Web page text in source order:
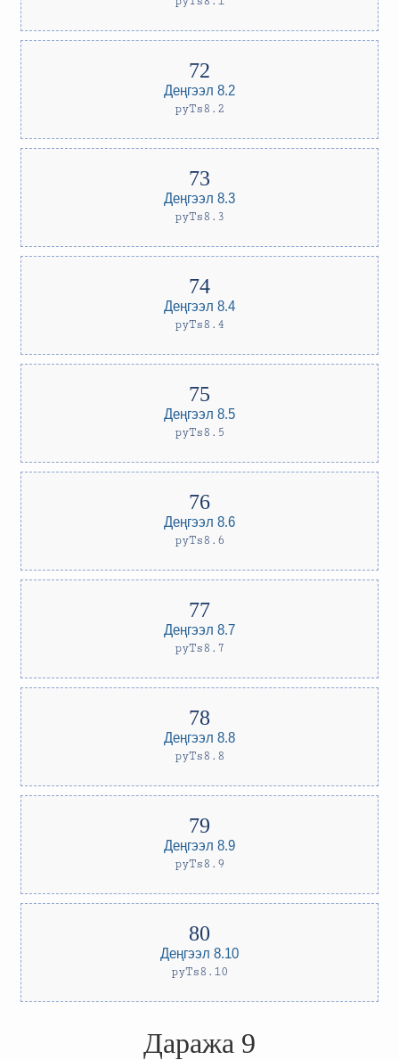
Деңгээл 8.2
pyTs8.2
Деңгээл 8.3
pyTs8.3
Деңгээл 8.4
pyTs8.4
Деңгээл 8.5
pyTs8.5
Деңгээл 8.6
pyTs8.6
Деңгээл 8.7
pyTs8.7
Деңгээл 8.8
pyTs8.8
Деңгээл 8.9
pyTs8.9
Деңгээл 8.10
pyTs8.10
Даража 9